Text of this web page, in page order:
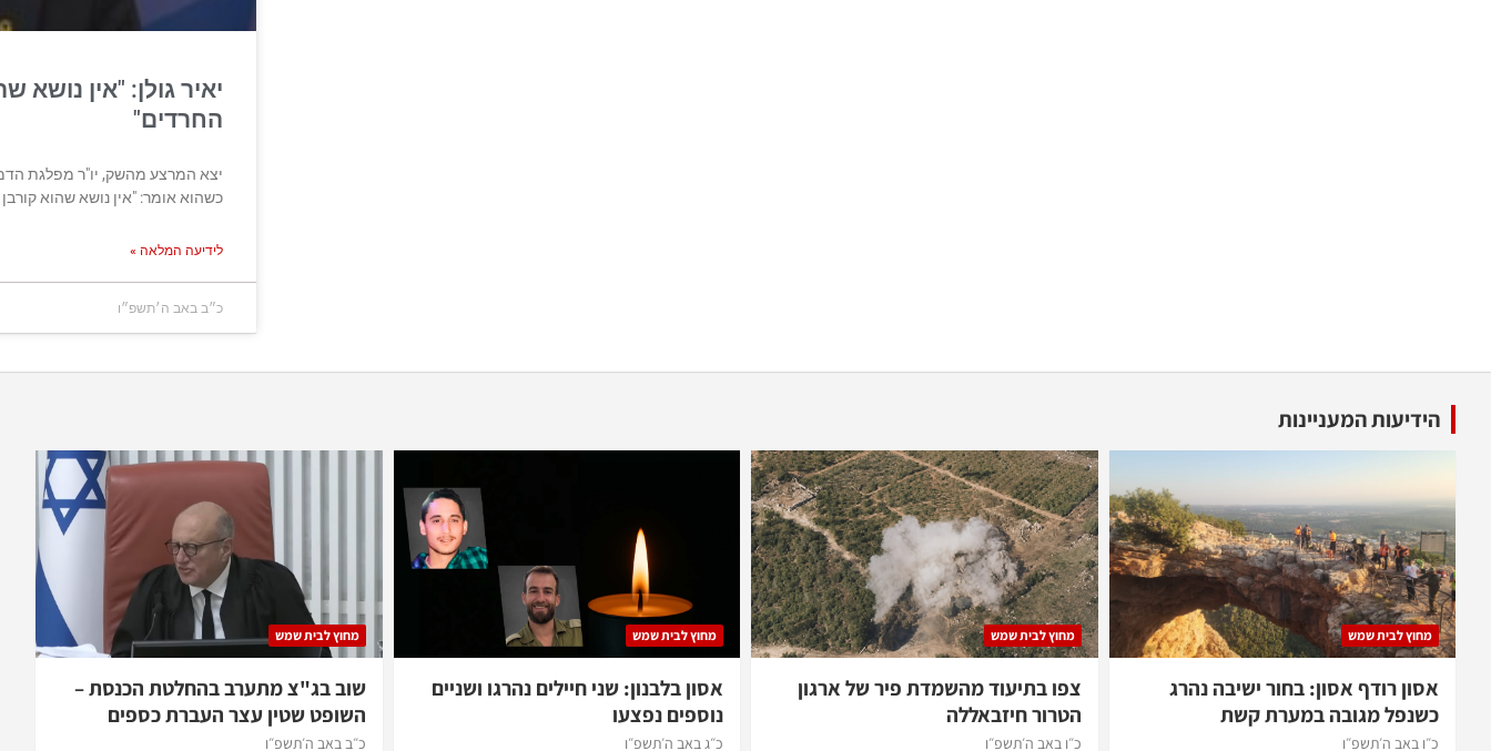
יאיר גולן: "אין נושא
החרדים"
יצא המרצע מהשק, יו"ר מפלגת
כשהוא אומר: "אין נושא שהוא
לידיעה המלאה »
כ״ב באב ה׳תשפ״ו
הידיעות המעניינות
מחוץ לבית שמש
אסון רודף אסון: בחור ישיבה נהרג
כשנפל מגובה במערת קשת
כ״ו באב ה׳תשפ״ו
מחוץ לבית שמש
צפו בתיעוד מהשמדת פיר של ארגון
הטרור חיזבאללה
כ״ו באב ה׳תשפ״ו
מחוץ לבית שמש
אסון בלבנון: שני חיילים נהרגו ושניים
נוספים נפצעו
כ״ג באב ה׳תשפ״ו
מחוץ לבית שמש
שוב בג"צ מתערב בהחלטת הכנסת –
השופט שטין עצר העברת כספים
כ״ב באב ה׳תשפ״ו